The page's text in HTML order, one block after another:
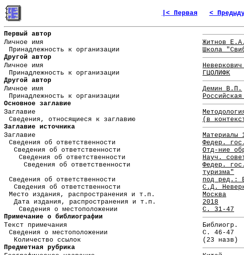
|< Первая <
Первый автор
Личное имя
Житнов Е.А.
Принадлежность к организации
Школа
Другой автор
Личное имя
Принадлежность к организации
ГЦОЛИФК
Другой автор
Личное имя
Демин В.П.
Принадлежность к организации
Основное заглавие
Заглавие
Сведения, относящиеся к заглавию
(в
Заглавие источника
Заглавие
Материалы
Сведения об ответственности
Федер.
Сведения об ответственности
Отд-ние
Сведения об ответственности
Науч.
Сведения об ответственности
Федер.
туризма"
Сведения об ответственности
под ред.:
Сведения об ответственности
С.Д.
Место издания, распространения и т.п.
Москва
Дата издания, распространения и т.п.
2018
Сведения о местоположении
С. 31-47
Примечание о библиографии
Текст примечания
Библиогр.
Сведения о местоположении
С. 46-47
Количество ссылок
(23 назв)
Предметная рубрика